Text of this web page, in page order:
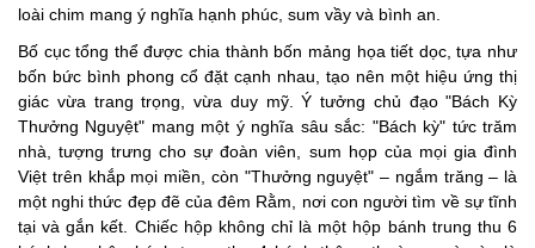
loài chim mang ý nghĩa hạnh phúc, sum vầy và bình an.
Bố cục tổng thể được chia thành bốn mảng họa tiết dọc, tựa như
bốn bức bình phong cổ đặt cạnh nhau, tạo nên một hiệu ứng thị
giác vừa trang trọng, vừa duy mỹ. Ý tưởng chủ đạo "Bách Kỳ
Thưởng Nguyệt" mang một ý nghĩa sâu sắc: "Bách kỳ" tức trăm
nhà, tượng trưng cho sự đoàn viên, sum họp của mọi gia đình
Việt trên khắp mọi miền, còn "Thưởng nguyệt" – ngắm trăng – là
một nghi thức đẹp đẽ của đêm Rằm, nơi con người tìm về sự tĩnh
tại và gắn kết. Chiếc hộp không chỉ là một hộp bánh trung thu 6